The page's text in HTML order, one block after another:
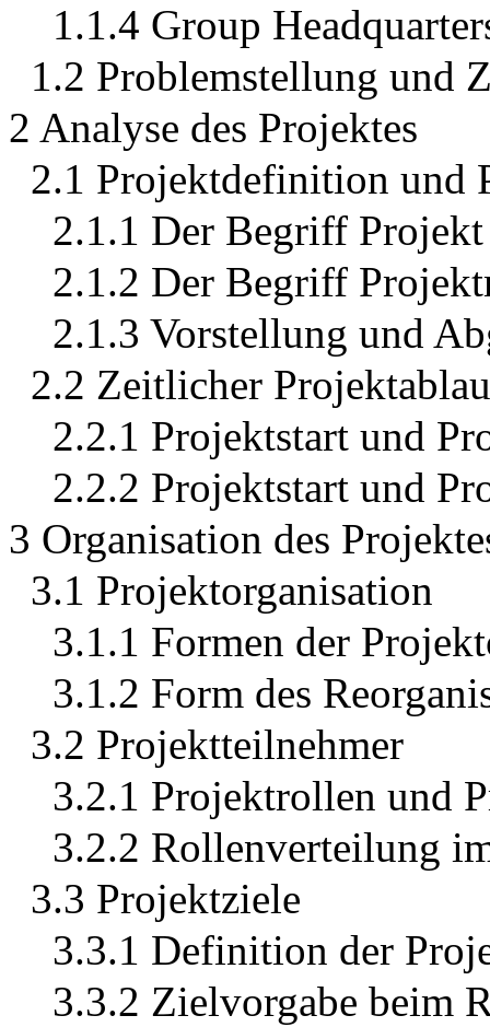
1.1.4 Group
1.2 Problemstellung und
2 Analyse des Projektes
2.1 Projektdefinition und
2.1.1 Der Begriff Projekt
2.1.2 Der Begriff
2.1.3 Vorstellung und
2.2 Zeitlicher
2.2.1 Projektstart und
2.2.2 Projektstart und
3 Organisation des
3.1 Projektorganisation
3.1.1 Formen der
3.1.2 Form des
3.2 Projektteilnehmer
3.2.1 Projektrollen und
3.2.2 Rollenverteilung
3.3 Projektziele
3.3.1 Definition der
3.3.2 Zielvorgabe beim